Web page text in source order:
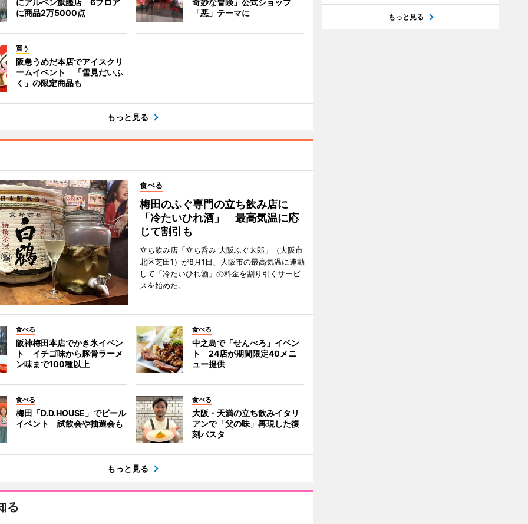
にアルペン旗艦店 6フロア
に商品2万5000点
奇妙な冒険」公式ショップ
「悪」テーマに
買う
阪急うめだ本店でアイスクリ
ームイベント 「雪見だいふ
く」の限定商品も
もっと見る
食べる
梅田のふぐ専門の立ち飲み店に
「冷たいひれ酒」 最高気温に応
じて割引も
立ち飲み店「立ち呑み 大阪ふぐ太郎」（大阪市
北区芝田1）が8月1日、大阪市の最高気温に連動
して「冷たいひれ酒」の料金を割り引くサービ
スを始めた。
食べる
阪神梅田本店でかき氷イベン
ト イチゴ味から豚骨ラーメ
ン味まで100種以上
食べる
中之島で「せんべろ」イベン
ト 24店が期間限定40メニ
ュー提供
食べる
梅田「D.D.HOUSE」でビール
イベント 試飲会や抽選会も
食べる
大阪・天満の立ち飲みイタリ
アンで「父の味」再現した復
刻パスタ
もっと見る
る
もっと見る